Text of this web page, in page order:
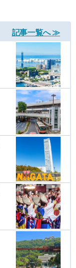
記事一覧へ ≫